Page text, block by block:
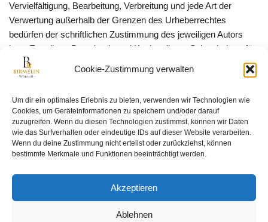
Cookie-Zustimmung verwalten
Um dir ein optimales Erlebnis zu bieten, verwenden wir Technologien wie
Cookies, um Geräteinformationen zu speichern und/oder darauf
zuzugreifen. Wenn du diesen Technologien zustimmst, können wir Daten
wie das Surfverhalten oder eindeutige IDs auf dieser Website verarbeiten.
Wenn du deine Zustimmung nicht erteilst oder zurückziehst, können
bestimmte Merkmale und Funktionen beeinträchtigt werden.
Akzeptieren
Ablehnen
Vervielfältigung, Bearbeitung, Verbreitung und jede Art der
Verwertung außerhalb der Grenzen des Urheberrechtes
bedürfen der schriftlichen Zustimmung des jeweiligen Autors
bzw. Erstellers. Downloads und Kopien dieser Seite sind nur für
den privaten, nicht kommerziellen Gebrauch gestattet.
Soweit die Inhalte auf dieser Seite nicht vom Betreiber erstellt
Insbesondere werden Inhalte Dritter als solche gekennzeichnet.
Sollten Sie trotzdem auf eine Urheberrechtsverletzung
aufmerksam werden, bitten wir um einen entsprechenden
Hinweis. Bei Bekanntwerden von Rechtsverletzungen werden
Quelle: https://www.e-recht24.de/impressum-generator.html